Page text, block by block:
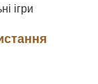
ігри